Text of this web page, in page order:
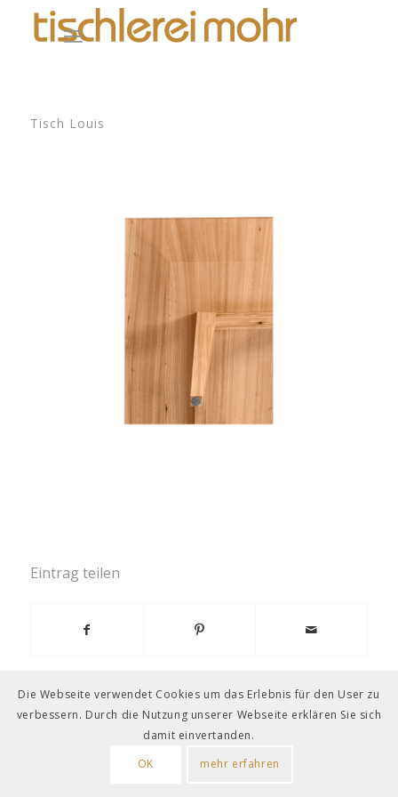
Tisch Louis
Eintrag teilen
Die Webseite verwendet Cookies um das Erlebnis für den User zu
verbessern. Durch die Nutzung unserer Webseite erklären Sie sich
damit einvertanden.
OK
mehr erfahren